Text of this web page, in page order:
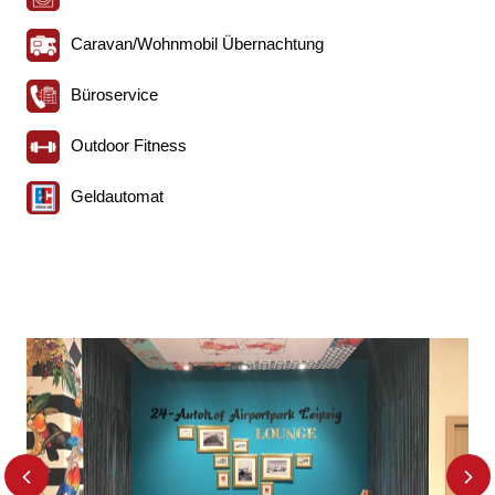
Caravan/Wohnmobil Übernachtung
Büroservice
Outdoor Fitness
Geldautomat